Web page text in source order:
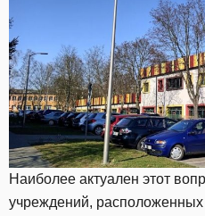
Наиболее актуален этот
учреждений, расположенных